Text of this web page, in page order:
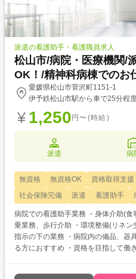
派遣の看護助手・看護職員求人
松山市/病院・医療機関/
OK！/精神科病棟でのお
愛媛県松山市菅沢町1151-1
伊予鉄松山市駅から車で25分程
1,250 円〜(時給)
派遣 病
無資格 無資格OK 資格取得支援
社会保険完備
派遣 看護助手
病院での看護助手業務 ・身体介助(
乗業務、歩行介助 ・環境整備(リネ
指示の下の業務 ・病院内の備品、器具のチェック 次の
る方におすすめ ・資格を目指して働